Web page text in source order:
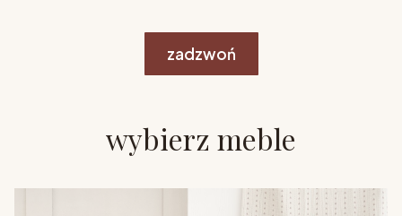
zadzwoń
wybierz meble